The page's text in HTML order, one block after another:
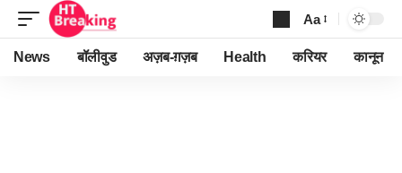
Font
Resizer
Aa
News बॉलीवुड अज़ब-ग़ज़ब Health करियर कानून